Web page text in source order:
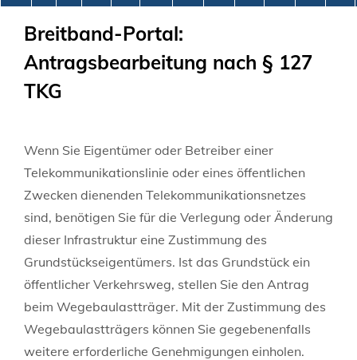
Breitband-Portal:
Antragsbearbeitung nach § 127
TKG
Wenn Sie Eigentümer oder Betreiber einer
Telekommunikationslinie oder eines öffentlichen
Zwecken dienenden Telekommunikationsnetzes
sind, benötigen Sie für die Verlegung oder Änderung
dieser Infrastruktur eine Zustimmung des
Grundstückseigentümers. Ist das Grundstück ein
öffentlicher Verkehrsweg, stellen Sie den Antrag
beim Wegebaulastträger. Mit der Zustimmung des
Wegebaulastträgers können Sie gegebenenfalls
weitere erforderliche Genehmigungen einholen.